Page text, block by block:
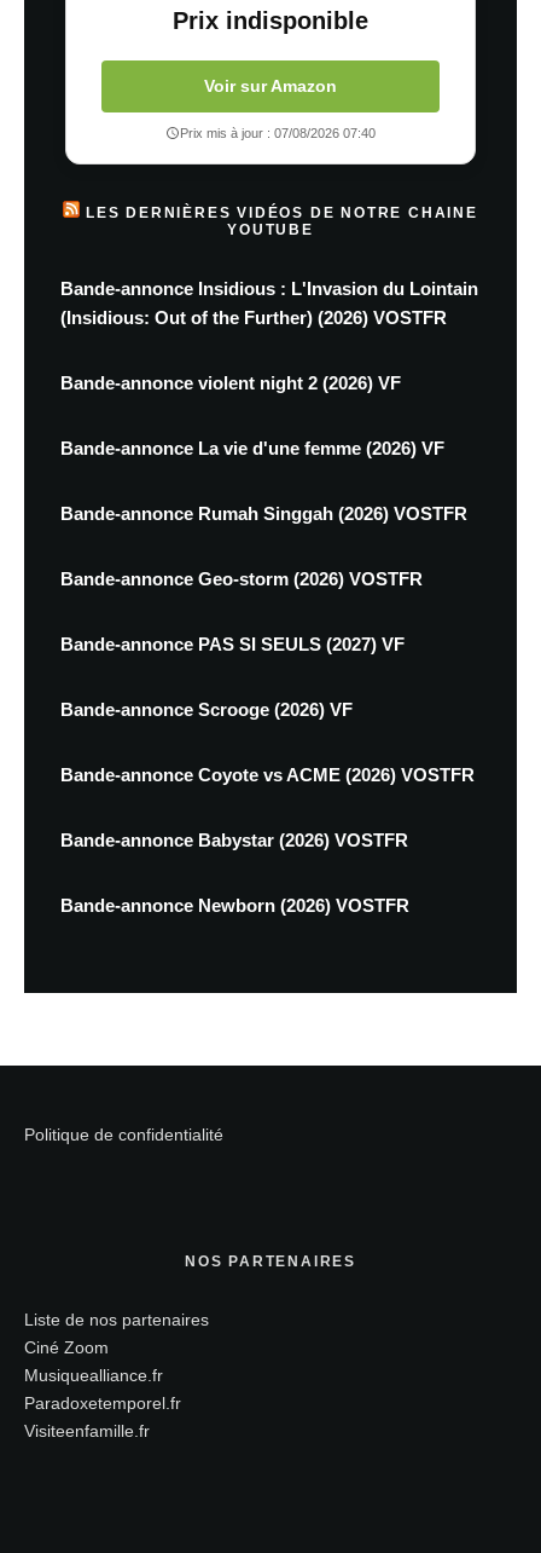
Prix indisponible
Voir sur Amazon
Prix mis à jour : 07/08/2026 07:40
LES DERNIÈRES VIDÉOS DE NOTRE CHAINE
YOUTUBE
Bande-annonce Insidious : L'Invasion du Lointain
(Insidious: Out of the Further) (2026) VOSTFR
Bande-annonce violent night 2 (2026) VF
Bande-annonce La vie d'une femme (2026) VF
Bande-annonce Rumah Singgah (2026) VOSTFR
Bande-annonce Geo-storm (2026) VOSTFR
Bande-annonce PAS SI SEULS (2027) VF
Bande-annonce Scrooge (2026) VF
Bande-annonce Coyote vs ACME (2026) VOSTFR
Bande-annonce Babystar (2026) VOSTFR
Bande-annonce Newborn (2026) VOSTFR
Politique de confidentialité
NOS PARTENAIRES
Liste de nos partenaires
Ciné Zoom
Musiquealliance.fr
Paradoxetemporel.fr
Visiteenfamille.fr